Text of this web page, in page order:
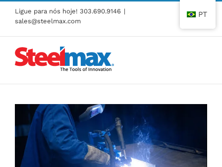
Pular
para
o
conteúdo
Ligue para nós hoje! 303.690.9146 |
sales@steelmax.com
PT